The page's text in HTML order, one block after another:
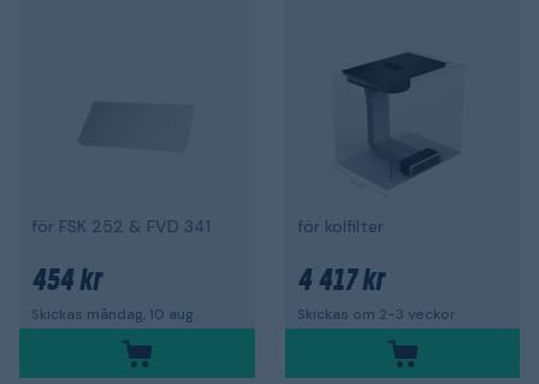
för FSK 252 & FVD 341
454 kr
Skickas måndag, 10 aug.
för kolfilter
4 417 kr
Skickas om 2-3 veckor